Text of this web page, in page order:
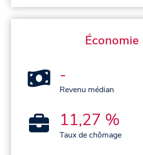
Économie
-
Revenu médian
11,27 %
Taux de chômage